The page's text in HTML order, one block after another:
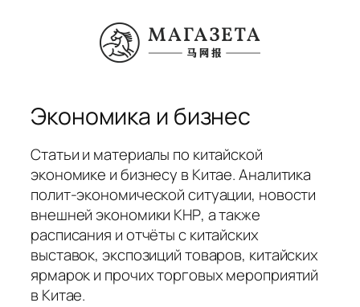
содержимому
Экономика и бизнес
Статьи и материалы по китайской
экономике и бизнесу в Китае. Аналитика
полит-экономической ситуации, новости
внешней экономики КНР, а также
расписания и отчёты с китайских
выставок, экспозиций товаров, китайских
ярмарок и прочих торговых мероприятий
в Китае.